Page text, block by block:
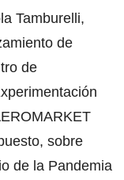
Tamburelli,
de
de
sobre
de la Pandemia